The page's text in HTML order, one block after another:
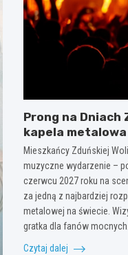
Prong na Dniach
kapela
Mieszkańcy Zduńskiej
muzyczne wydarzenie –
czerwcu 2027 roku na
za jedną z najbardziej
metalowej na świecie.
gratka dla fanów mocnych…
Czytaj dalej